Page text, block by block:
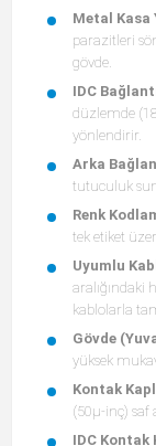
Metal Kasa
parazitleri
gövde.
IDC
düzlemde
yönlendirir.
Arka
tutuculuk
Renk
tek etiket
Uyumlu
aralığındaki
kablolarla
Gövde
yüksek
Kontak
(50μ-inç) saf
IDC Kontak